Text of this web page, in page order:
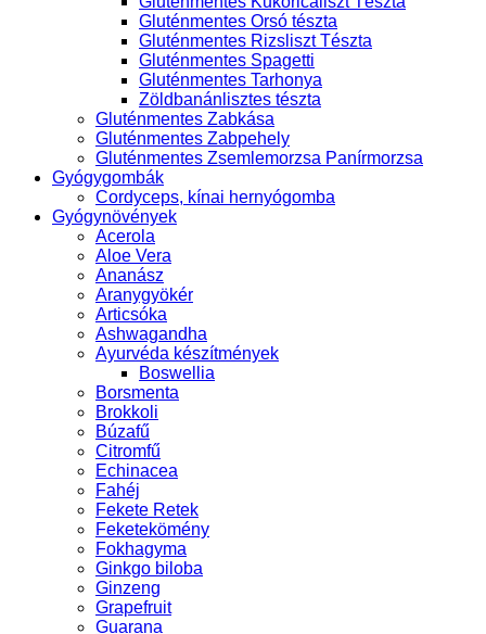
Gluténmentes Orsó tészta
Gluténmentes Rizsliszt Tészta
Gluténmentes Spagetti
Gluténmentes Tarhonya
Zöldbanánlisztes tészta
Gluténmentes Zabkása
Gluténmentes Zabpehely
Gluténmentes Zsemlemorzsa Panírmorzsa
Gyógygombák
Cordyceps, kínai hernyógomba
Gyógynövények
Acerola
Aloe Vera
Ananász
Aranygyökér
Articsóka
Ashwagandha
Ayurvéda készítmények
Boswellia
Borsmenta
Brokkoli
Búzafű
Citromfű
Echinacea
Fahéj
Fekete Retek
Feketekömény
Fokhagyma
Ginkgo biloba
Ginzeng
Grapefruit
Guarana